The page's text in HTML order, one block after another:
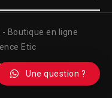
Boutique en ligne
Etic
Une question ?